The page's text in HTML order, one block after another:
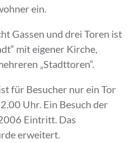
ein.
Gassen und drei Toren ist
mit eigener Kirche,
„Stadttoren“.
für Besucher nur ein Tor
Uhr. Ein Besuch der
Eintritt. Das
erweitert.